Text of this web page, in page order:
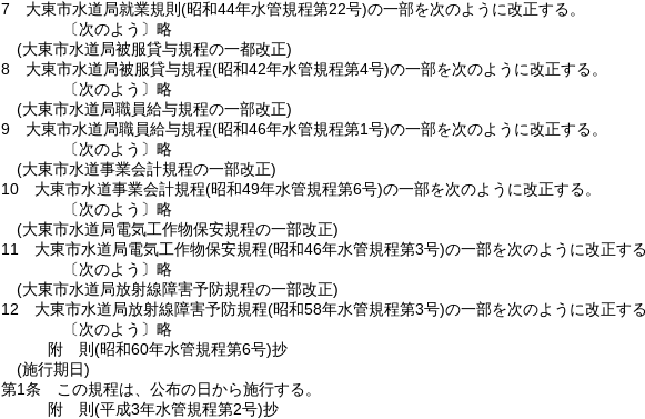
7
大東市水道局就業規則 (昭和44年水管規程第22号)の一部を次のように改正する。
〔次のよう〕略
(大東市水道局被服貸与規程の一都改正)
8
大東市水道局被服貸与規程(昭和42年水管規程第4号)の一部を次のように改正する。
〔次のよう〕略
(大東市水道局職員給与規程の一部改正)
9
大東市水道局職員給与規程(昭和46年水管規程第1号)の一部を次のように改正する。
〔次のよう〕略
(大東市水道事業会計規程の一部改正)
10
大東市水道事業会計規程(昭和49年水管規程第6号)の一部を次のように改正する。
〔次のよう〕略
(大東市水道局電気工作物保安規程の一部改正)
11
大東市水道局電気工作物保安規程(昭和46年水管規程第3号)の一部を次のように改正す
〔次のよう〕略
(大東市水道局放射線障害予防規程の一部改正)
12
大東市水道局放射線障害予防規程(昭和58年水管規程第3号)の一部を次のように改正す
〔次のよう〕略
附 則(昭和60年水管規程第6号)抄
(施行期日)
第1条
この規程は、公布の日から施行する。
附 則(平成3年水管規程第2号)抄